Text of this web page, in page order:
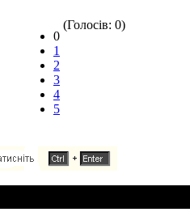
0
1
2
3
4
5
(Голосів: 0)